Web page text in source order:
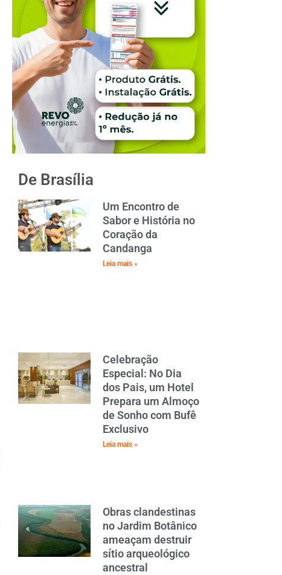
De Brasília
Um Encontro de
Sabor e História no
Coração da
Candanga
Leia mais »
Celebração
Especial: No Dia
dos Pais, um Hotel
Prepara um Almoço
de Sonho com Bufê
Exclusivo
Leia mais »
Obras clandestinas
no Jardim Botânico
ameaçam destruir
sítio arqueológico
ancestral